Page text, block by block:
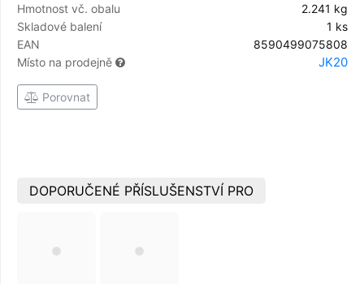
Hmotnost vč. obalu
2.241 kg
Skladové balení
1 ks
EAN
8590499075808
Místo na prodejně
JK20
Porovnat
DOPORUČENÉ PŘÍSLUŠENSTVÍ PRO